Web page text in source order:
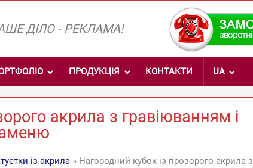
ДІЛО - РЕКЛАМА!
ПРОДУКЦІЯ КОНТАКТИ UA
акрила з гравіюванням і
із акрила» Нагородний кубок із прозорого акрила з